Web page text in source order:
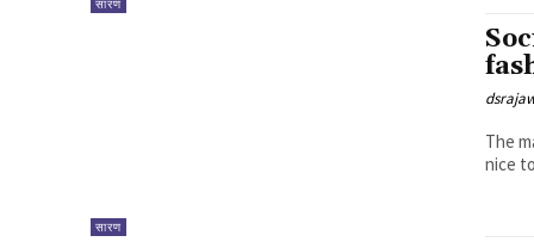
सारण
सारण
The